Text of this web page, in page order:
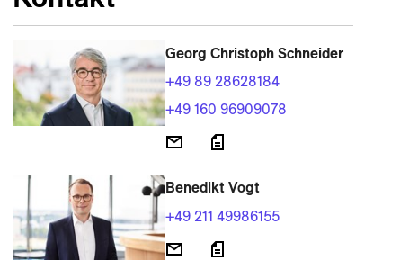
Georg Christoph Schneider
+49 89 28628184
+49 160 96909078
Benedikt Vogt
+49 211 49986155